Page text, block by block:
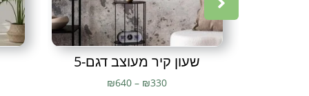
שעון קיר מעוצב דגם-5
₪330
–
₪640